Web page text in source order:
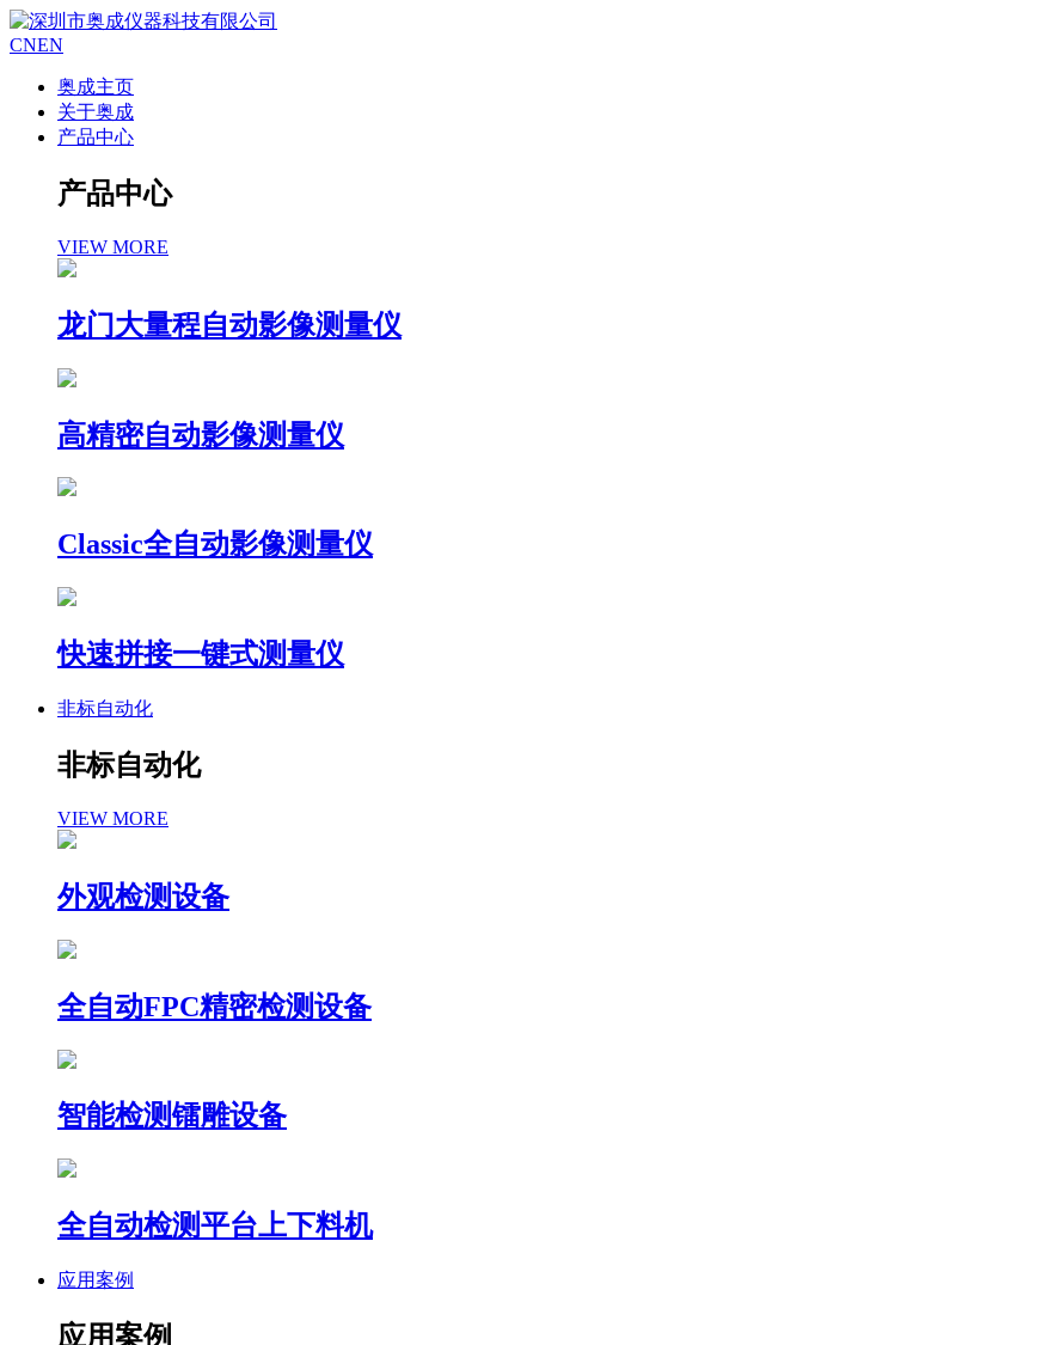
CNEN
奥成主页
关于奥成
产品中心
产品中心
VIEW MORE
龙门大量程自动影像测量仪
高精密自动影像测量仪
Classic全自动影像测量仪
快速拼接一键式测量仪
非标自动化
非标自动化
VIEW MORE
外观检测设备
全自动FPC精密检测设备
智能检测镭雕设备
全自动检测平台上下料机
应用案例
应用案例